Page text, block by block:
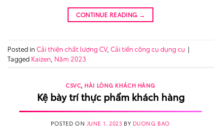
CONTINUE READING →
Posted in Cải thiện chất lượng CV, Cải tiến công cụ dụng cụ |
Tagged Kaizen Năm 2023
CSVC, HÀI LÒNG KHÁCH HÀNG
Kệ bày trí thực phẩm khách hàng
POSTED ON JUNE 1, 2023 BY DUONG BAO